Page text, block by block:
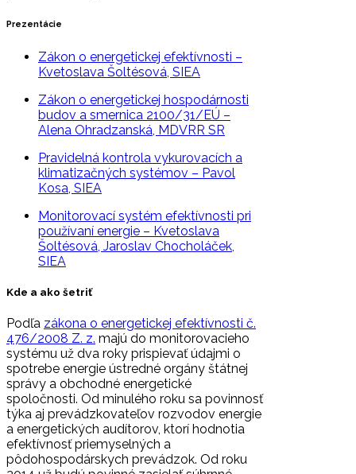
Prezentácie
Zákon o energetickej efektívnosti –
Kvetoslava Šoltésová, SIEA
Zákon o energetickej hospodárnosti
budov a smernica 2100/31/EÚ –
Alena Ohradzanská, MDVRR SR
Pravidelná kontrola vykurovacích a
klimatizačných systémov – Pavol
Kosa, SIEA
Monitorovací systém efektívnosti pri
používaní energie – Kvetoslava
Šoltésová, Jaroslav Chocholáček,
SIEA
Kde a ako šetriť
Podľa zákona o energetickej efektívnosti č.
476/2008 Z. z. majú do monitorovacieho
systému už dva roky prispievať údajmi o
spotrebe energie ústredné orgány štátnej
správy a obchodné energetické
spoločnosti. Od minulého roku sa povinnosť
týka aj prevádzkovateľov rozvodov energie
a energetických audítorov, ktorí hodnotia
efektívnosť priemyselných a
pôdohospodárskych prevádzok. Od roku